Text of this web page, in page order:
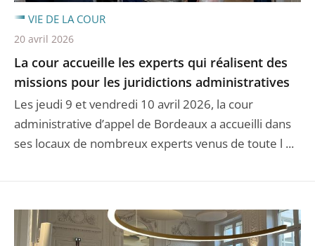
La cour accueille les experts qui réalisent des
missions pour les juridictions administratives
Les jeudi 9 et vendredi 10 avril 2026, la cour
administrative d’appel de Bordeaux a accueilli dans
ses locaux de nombreux experts venus de toute l ...
VIE DE LA COUR
20 avril 2026